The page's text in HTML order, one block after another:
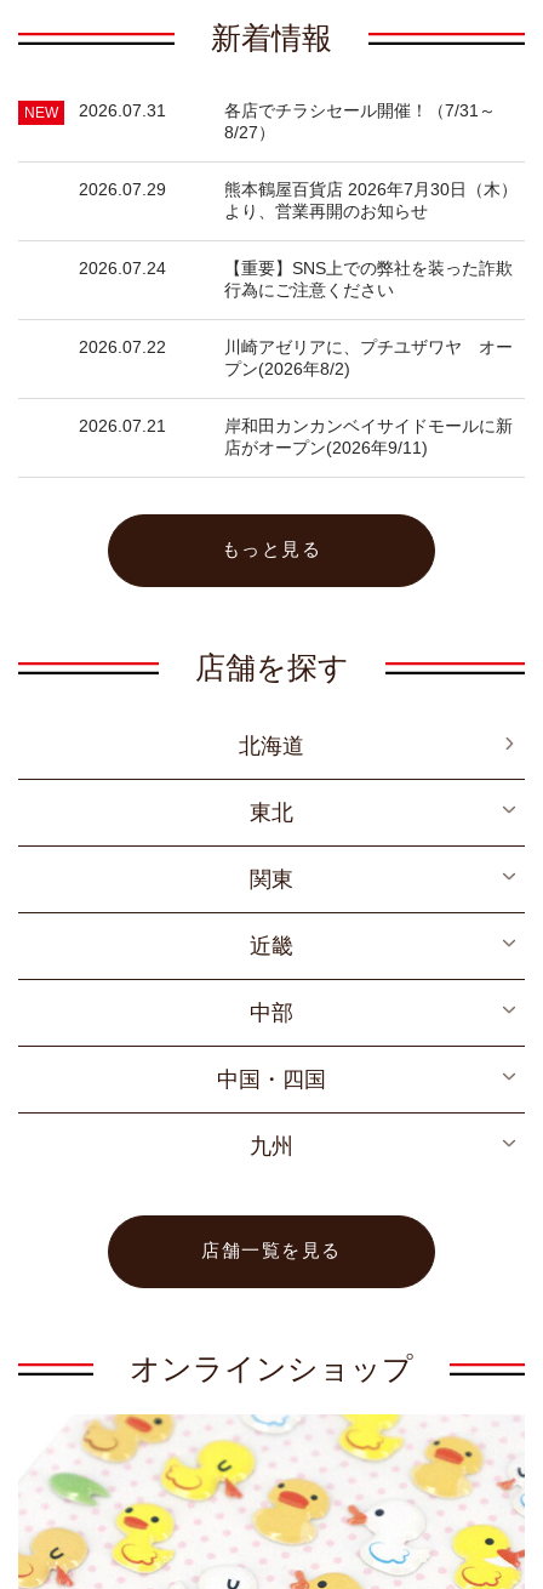
店頭講習会
ユザワヤオリジナルレシピ
WEB-EDI
新着情報
NEW 2026.07.31
各店でチラシセール開催！（7/31～
8/27）
2026.07.29
熊本鶴屋百貨店 2026年7月30日（木）
より、営業再開のお知らせ
2026.07.24
【重要】SNS上での弊社を装った詐欺
行為にご注意ください
2026.07.22
川崎アゼリアに、プチユザワヤ オー
プン(2026年8/2)
2026.07.21
岸和田カンカンベイサイドモールに新
店がオープン(2026年9/11)
もっと見る
店舗を探す
北海道
東北
宮城
岩手
関東
東京
千葉
埼玉
栃木
近畿
京都
兵庫
奈良
中部
山梨
中国・四国
広島
九州
熊本
店舗一覧を見る
オンラインショップ